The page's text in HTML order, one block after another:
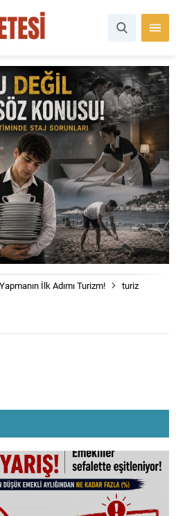
İlk Adımı Turizm! turiz